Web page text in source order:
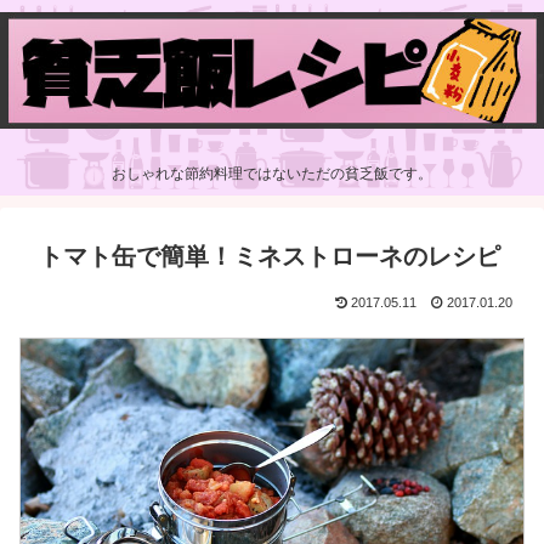
おしゃれな節約料理ではないただの貧乏飯です。
トマト缶で簡単！ミネストローネのレシピ
2017.05.11 2017.01.20